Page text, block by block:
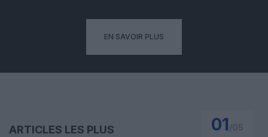
EN SAVOIR PLUS
ARTICLES LES PLUS
01